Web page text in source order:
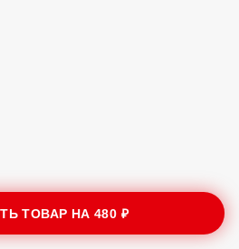
ТОВАР НА480 ₽